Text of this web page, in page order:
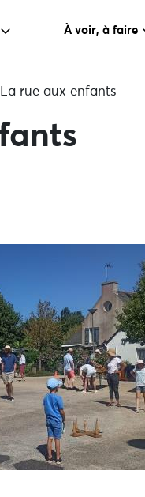
À voir, à faire
La rue aux enfants